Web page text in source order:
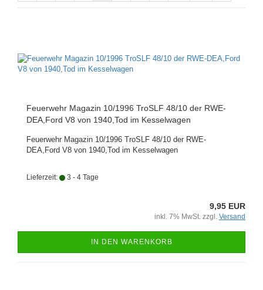
Feuerwehr Magazin 10/1996 TroSLF 48/10 der RWE-
DEA,Ford V8 von 1940,Tod im Kesselwagen
Feuerwehr Magazin 10/1996 TroSLF 48/10 der RWE-
DEA,Ford V8 von 1940,Tod im Kesselwagen
Lieferzeit: 3 - 4 Tage
9,95 EUR
inkl. 7% MwSt. zzgl. Versand
IN DEN WARENKORB